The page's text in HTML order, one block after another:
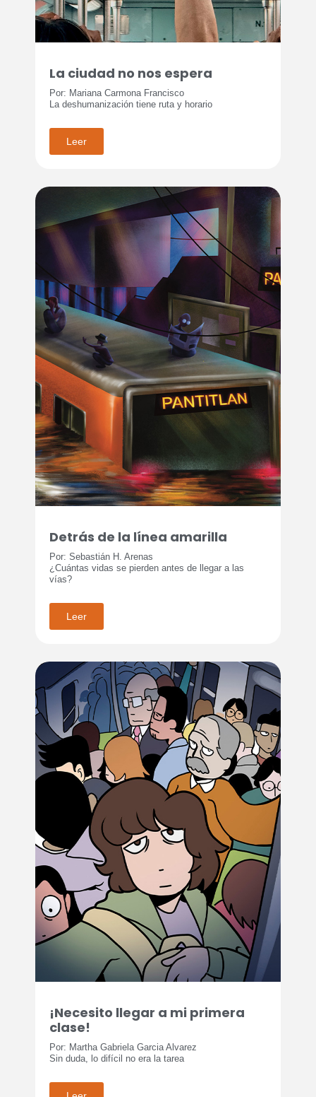
La ciudad no nos espera
Por: Mariana Carmona Francisco
La deshumanización tiene ruta y horario
Leer
Detrás de la línea amarilla
Por: Sebastián H. Arenas
¿Cuántas vidas se pierden antes de llegar a las
vías?
Leer
¡Necesito llegar a mi primera
clase!
Por: Martha Gabriela Garcia Alvarez
Sin duda, lo difícil no era la tarea